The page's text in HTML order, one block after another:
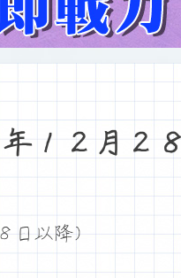
１２月２
日以降）